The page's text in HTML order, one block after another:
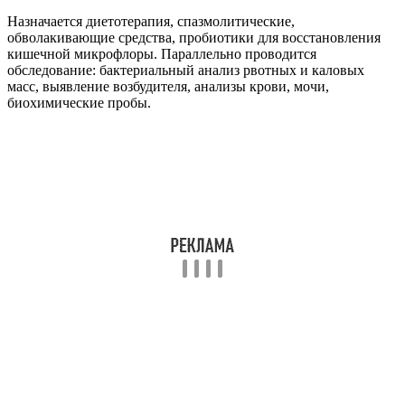
Назначается диетотерапия, спазмолитические,
обволакивающие средства, пробиотики для восстановления
кишечной микрофлоры. Параллельно проводится
обследование: бактериальный анализ рвотных и каловых
масс, выявление возбудителя, анализы крови, мочи,
биохимические пробы.